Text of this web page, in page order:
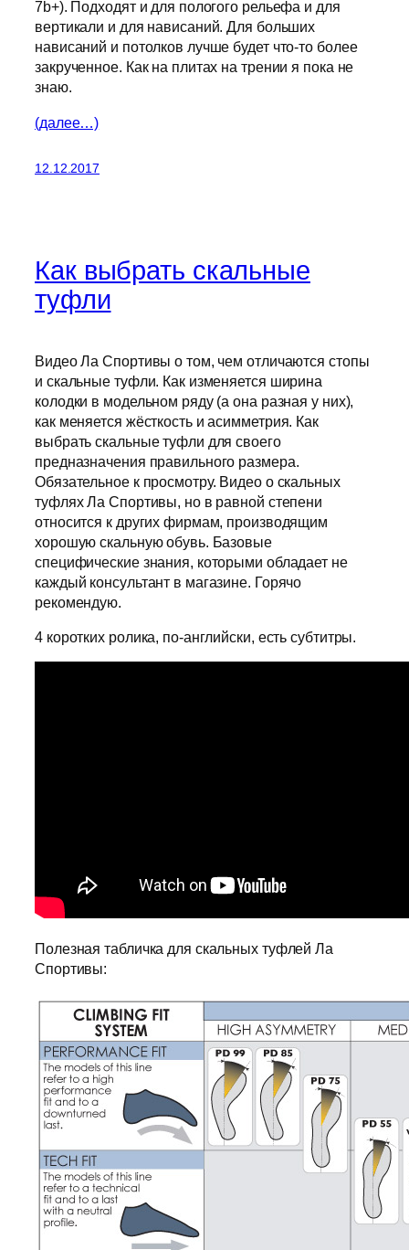
7b+). Подходят и для пологого рельефа и для
вертикали и для нависаний. Для больших
нависаний и потолков лучше будет что-то более
закрученное. Как на плитах на трении я пока не
знаю.
(далее…)
12.12.2017
Как выбрать скальные
туфли
Видео Ла Спортивы о том, чем отличаются стопы
и скальные туфли. Как изменяется ширина
колодки в модельном ряду (а она разная у них),
как меняется жёсткость и асимметрия. Как
выбрать скальные туфли для своего
предназначения правильного размера.
Обязательное к просмотру. Видео о скальных
туфлях Ла Спортивы, но в равной степени
относится к других фирмам, производящим
хорошую скальную обувь. Базовые
специфические знания, которыми обладает не
каждый консультант в магазине. Горячо
рекомендую.
4 коротких ролика, по-английски, есть субтитры.
Полезная табличка для скальных туфлей Ла
Спортивы: